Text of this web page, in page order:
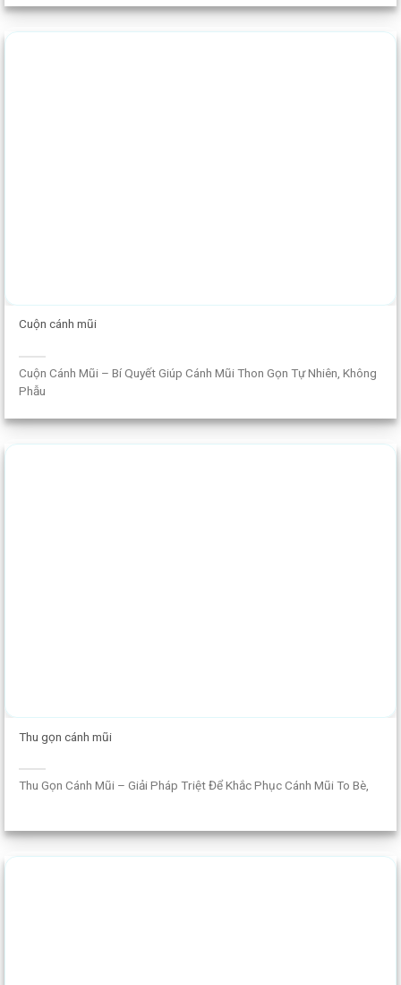
Cuộn cánh mũi
Cuộn Cánh Mũi – Bí Quyết Giúp Cánh Mũi Thon Gọn Tự Nhiên, Không
Phẫu
Thu gọn cánh mũi
Thu Gọn Cánh Mũi – Giải Pháp Triệt Để Khắc Phục Cánh Mũi To Bè,